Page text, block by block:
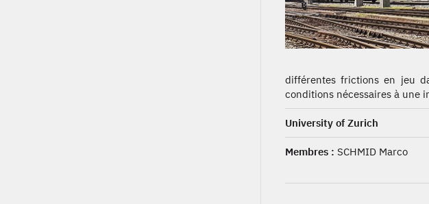
différentes frictions en jeu
conditions nécessaires à une
University of Zurich
Membres : SCHMID Marco